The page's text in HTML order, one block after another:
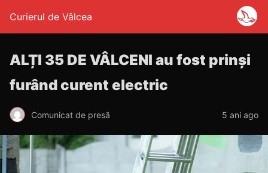
Curierul de Vâlcea
ALȚI 35 DE VÂLCENI au fost prinși
furând curent electric
Comunicat de presă 5 ani ago